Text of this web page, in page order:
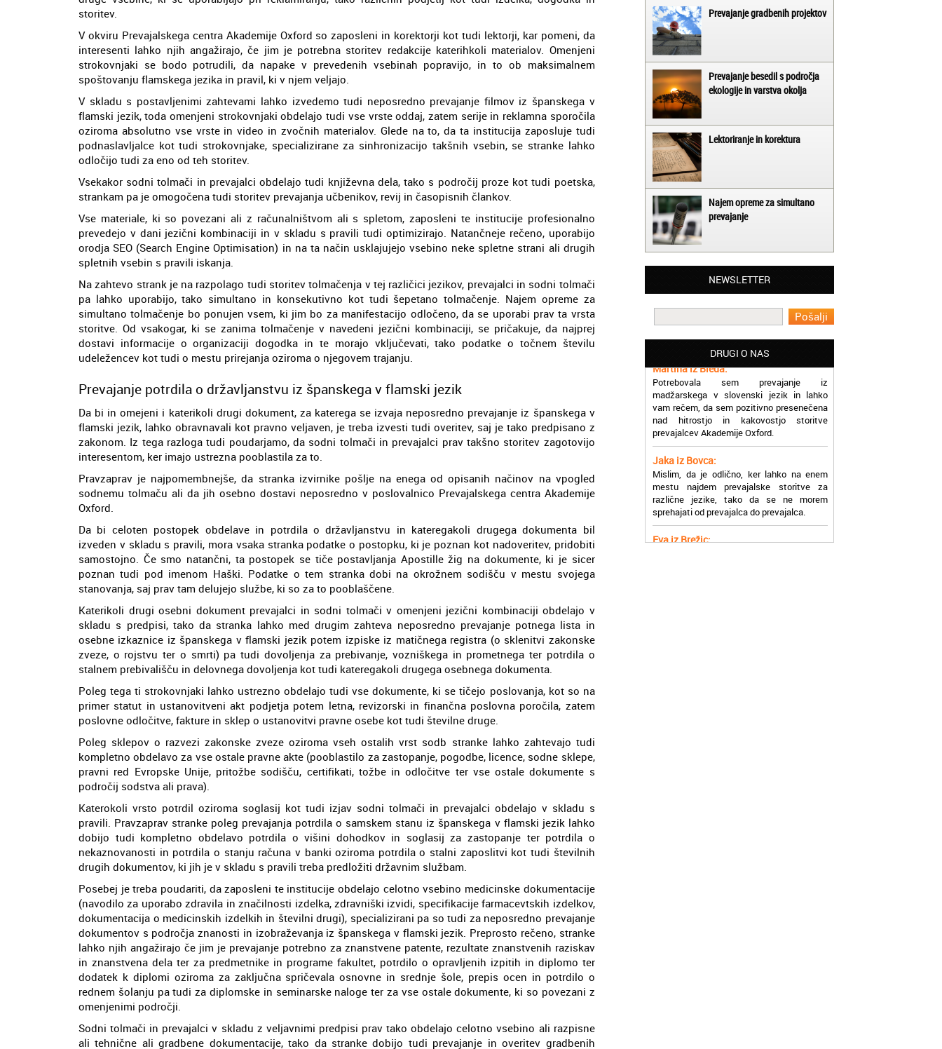
storitev.
V okviru Prevajalskega centra Akademije Oxford so zaposleni in korektorji kot tudi lektorji, kar pomeni, da
interesenti lahko njih angažirajo, če jim je potrebna storitev redakcije katerihkoli materialov. Omenjeni
strokovnjaki se bodo potrudili, da napake v prevedenih vsebinah popravijo, in to ob maksimalnem
spoštovanju flamskega jezika in pravil, ki v njem veljajo.
V skladu s postavljenimi zahtevami lahko izvedemo tudi neposredno prevajanje filmov iz španskega v
flamski jezik, toda omenjeni strokovnjaki obdelajo tudi vse vrste oddaj, zatem serije in reklamna sporočila
oziroma absolutno vse vrste in video in zvočnih materialov. Glede na to, da ta institucija zaposluje tudi
podnaslavljalce kot tudi strokovnjake, specializirane za sinhronizacijo takšnih vsebin, se stranke lahko
odločijo tudi za eno od teh storitev.
Vsekakor sodni tolmači in prevajalci obdelajo tudi književna dela, tako s področij proze kot tudi poetska,
strankam pa je omogočena tudi storitev prevajanja učbenikov, revij in časopisnih člankov.
Vse materiale, ki so povezani ali z računalništvom ali s spletom, zaposleni te institucije profesionalno
prevedejo v dani jezični kombinaciji in v skladu s pravili tudi optimizirajo. Natančneje rečeno, uporabijo
orodja SEO (Search Engine Optimisation) in na ta način usklajujejo vsebino neke spletne strani ali drugih
spletnih vsebin s pravili iskanja.
Na zahtevo strank je na razpolago tudi storitev tolmačenja v tej različici jezikov, prevajalci in sodni tolmači
pa lahko uporabijo, tako simultano in konsekutivno kot tudi šepetano tolmačenje. Najem opreme za
simultano tolmačenje bo ponujen vsem, ki jim bo za manifestacijo odločeno, da se uporabi prav ta vrsta
storitve. Od vsakogar, ki se zanima tolmačenje v navedeni jezični kombinaciji, se pričakuje, da najprej
dostavi informacije o organizaciji dogodka in te morajo vključevati, tako podatke o točnem številu
udeležencev kot tudi o mestu prirejanja oziroma o njegovem trajanju.
Prevajanje potrdila o državljanstvu iz španskega v flamski jezik
Da bi in omejeni i katerikoli drugi dokument, za katerega se izvaja neposredno prevajanje iz španskega v
flamski jezik, lahko obravnavali kot pravno veljaven, je treba izvesti tudi overitev, saj je tako predpisano z
zakonom. Iz tega razloga tudi poudarjamo, da sodni tolmači in prevajalci prav takšno storitev zagotovijo
interesentom, ker imajo ustrezna pooblastila za to.
Pravzaprav je najpomembnejše, da stranka izvirnike pošlje na enega od opisanih načinov na vpogled
sodnemu tolmaču ali da jih osebno dostavi neposredno v poslovalnico Prevajalskega centra Akademije
Oxford.
Da bi celoten postopek obdelave in potrdila o državljanstvu in kateregakoli drugega dokumenta bil
izveden v skladu s pravili, mora vsaka stranka podatke o postopku, ki je poznan kot nadoveritev, pridobiti
samostojno. Če smo natančni, ta postopek se tiče postavljanja Apostille žig na dokumente, ki je sicer
poznan tudi pod imenom Haški. Podatke o tem stranka dobi na okrožnem sodišču v mestu svojega
stanovanja, saj prav tam delujejo službe, ki so za to pooblaščene.
Katerikoli drugi osebni dokument prevajalci in sodni tolmači v omenjeni jezični kombinaciji obdelajo v
skladu s predpisi, tako da stranka lahko med drugim zahteva neposredno prevajanje potnega lista in
osebne izkaznice iz španskega v flamski jezik potem izpiske iz matičnega registra (o sklenitvi zakonske
zveze, o rojstvu ter o smrti) pa tudi dovoljenja za prebivanje, vozniškega in prometnega ter potrdila o
stalnem prebivališču in delovnega dovoljenja kot tudi kateregakoli drugega osebnega dokumenta.
Poleg tega ti strokovnjaki lahko ustrezno obdelajo tudi vse dokumente, ki se tičejo poslovanja, kot so na
primer statut in ustanovitveni akt podjetja potem letna, revizorski in finančna poslovna poročila, zatem
poslovne odločitve, fakture in sklep o ustanovitvi pravne osebe kot tudi številne druge.
Poleg sklepov o razvezi zakonske zveze oziroma vseh ostalih vrst sodb stranke lahko zahtevajo tudi
kompletno obdelavo za vse ostale pravne akte (pooblastilo za zastopanje, pogodbe, licence, sodne sklepe,
pravni red Evropske Unije, pritožbe sodišču, certifikati, tožbe in odločitve ter vse ostale dokumente s
področij sodstva ali prava).
Katerokoli vrsto potrdil oziroma soglasij kot tudi izjav sodni tolmači in prevajalci obdelajo v skladu s
pravili. Pravzaprav stranke poleg prevajanja potrdila o samskem stanu iz španskega v flamski jezik lahko
dobijo tudi kompletno obdelavo potrdila o višini dohodkov in soglasij za zastopanje ter potrdila o
nekaznovanosti in potrdila o stanju računa v banki oziroma potrdila o stalni zaposlitvi kot tudi številnih
drugih dokumentov, ki jih je v skladu s pravili treba predložiti državnim službam.
Posebej je treba poudariti, da zaposleni te institucije obdelajo celotno vsebino medicinske dokumentacije
(navodilo za uporabo zdravila in značilnosti izdelka, zdravniški izvidi, specifikacije farmacevtskih izdelkov,
dokumentacija o medicinskih izdelkih in številni drugi), specializirani pa so tudi za neposredno prevajanje
dokumentov s področja znanosti in izobraževanja iz španskega v flamski jezik. Preprosto rečeno, stranke
lahko njih angažirajo če jim je prevajanje potrebno za znanstvene patente, rezultate znanstvenih raziskav
in znanstvena dela ter za predmetnike in programe fakultet, potrdilo o opravljenih izpitih in diplomo ter
dodatek k diplomi oziroma za zaključna spričevala osnovne in srednje šole, prepis ocen in potrdilo o
rednem šolanju pa tudi za diplomske in seminarske naloge ter za vse ostale dokumente, ki so povezani z
omenjenimi področji.
Sodni tolmači in prevajalci v skladu z veljavnimi predpisi prav tako obdelajo celotno vsebino ali razpisne
ali tehnične ali gradbene dokumentacije, tako da stranke dobijo tudi prevajanje in overitev gradbenih
Prevajanje gradbenih projektov
Prevajanje besedil s področja
ekologije in varstva okolja
Lektoriranje in korektura
Najem opreme za simultano
prevajanje
NEWSLETTER
DRUGI O NAS
Lahko pohvalim vse zaposlene v Akademiji
prevajalske storitve opravljajo hitro in
učinkoviti.
Martina iz Bleda:
Potrebovala sem prevajanje iz
madžarskega v slovenski jezik in lahko
vam rečem, da sem pozitivno presenečena
nad hitrostjo in kakovostjo storitve
prevajalcev Akademije Oxford.
Jaka iz Bovca:
Mislim, da je odlično, ker lahko na enem
mestu najdem prevajalske storitve za
različne jezike, tako da se ne morem
sprehajati od prevajalca do prevajalca.
Eva iz Brežic:
Nujno sem potrebovala prevod v francoski